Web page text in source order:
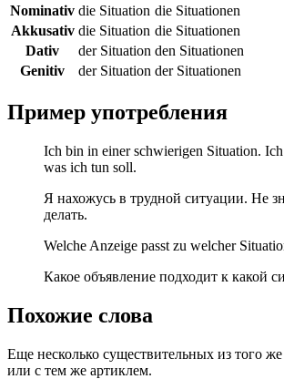
Nominativ die Situation die Situationen
Akkusativ die Situation die Situationen
Dativ
der Situation den Situationen
Genitiv
der Situation der Situationen
Пример употребления
Ich bin in einer schwierigen Situation.
was ich tun soll.
Я нахожусь в трудной ситуации. Не
делать.
Welche Anzeige passt zu welcher
Какое объявление подходит к какой
Похожие слова
Еще несколько существительных из того
или с тем же артиклем.